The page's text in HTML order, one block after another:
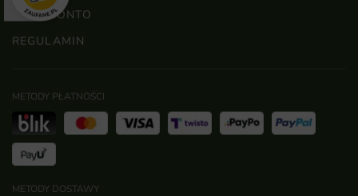
MOJE KONTO
REGULAMIN
METODY PŁATNOŚCI
METODY DOSTAWY